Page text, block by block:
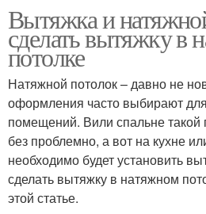
Вытяжка и
сделать вытяжку в
потолке
Натяжной потолок – давно не
оформления часто выбирают
помещений. Вили спальне такой
без проблемно, а вот на кухне
необходимо будет установить
сделать вытяжку в натяжном
этой статье.